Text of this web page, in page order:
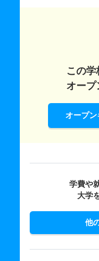
この学
オープ
オープン
学費や
大学
他